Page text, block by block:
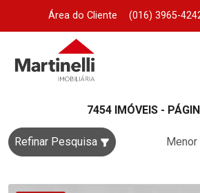
Área do Cliente (016) 3965-
7454 IMÓVEIS -
Refinar Pesquisa